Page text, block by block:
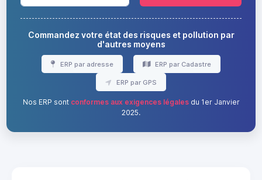
Commandez votre état des risques et pollution par
d'autres moyens
ERP par adresse ERP par Cadastre
ERP par GPS
Nos ERP sont conformes aux exigences légalesdu 1er Janvier
2025.